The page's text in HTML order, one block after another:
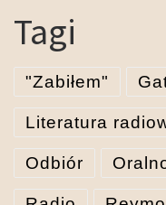
Tagi
"Zabiłem"
Literatura
Odbiór